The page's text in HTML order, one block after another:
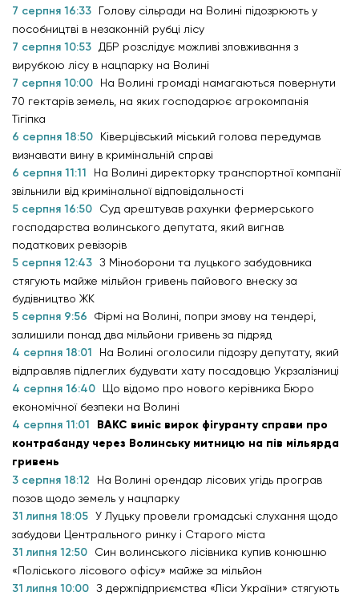
7 серпня 16:33
Голову сільради на Волині підозрюють у
пособництві в незаконній рубці лісу
7 серпня 10:53
ДБР розслідує можливі зловживання з
вирубкою лісу в нацпарку на Волині
7 серпня 10:00
На Волині громаді намагаються повернути
70 гектарів земель, на яких господарює агрокомпанія
Тігіпка
6 серпня 18:50
Ківерцівський міський голова передумав
визнавати вину в кримінальній справі
6 серпня 11:11
На Волині директорку транспортної компанії
звільнили від кримінальної відповідальності
5 серпня 16:50
Суд арештував рахунки фермерського
господарства волинського депутата, який вигнав
податкових ревізорів
5 серпня 12:43 З Міноборони та луцького забудовника
стягують майже мільйон гривень пайового внеску за
будівництво ЖК
5 серпня 9:56
Фірмі на Волині, попри змову на тендері,
залишили понад два мільйони гривень за підряд
4 серпня 18:01
На Волині оголосили підозру депутату, який
відправляв підлеглих будувати хату посадовцю Укрзалізниці
4 серпня 16:40
Що відомо про нового керівника Бюро
економічної безпеки на Волині
4 серпня 11:01
ВАКС виніс вирок фігуранту справи про
контрабанду через Волинську митницю на пів мільярда
гривень
3 серпня 18:12
На Волині орендар лісових угідь програв
позов щодо земель у нацпарку
31 липня 18:05 У Луцьку провели громадські слухання щодо
забудови Центрального ринку і Старого міста
31 липня 12:50
Син волинського лісівника купив конюшню
«Поліського лісового офісу» майже за мільйон
31 липня 10:00 З держпідприємства «Ліси України» стягують